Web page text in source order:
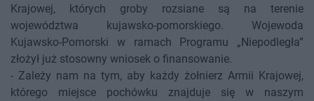
Krajowej, których groby rozsiane są na terenie
województwa kujawsko-pomorskiego. Wojewoda
Kujawsko-Pomorski w ramach Programu „Niepodległa”
złożył już stosowny wniosek o finansowanie.
- Zależy nam na tym, aby każdy żołnierz Armii Krajowej,
którego miejsce pochówku znajduje się w naszym